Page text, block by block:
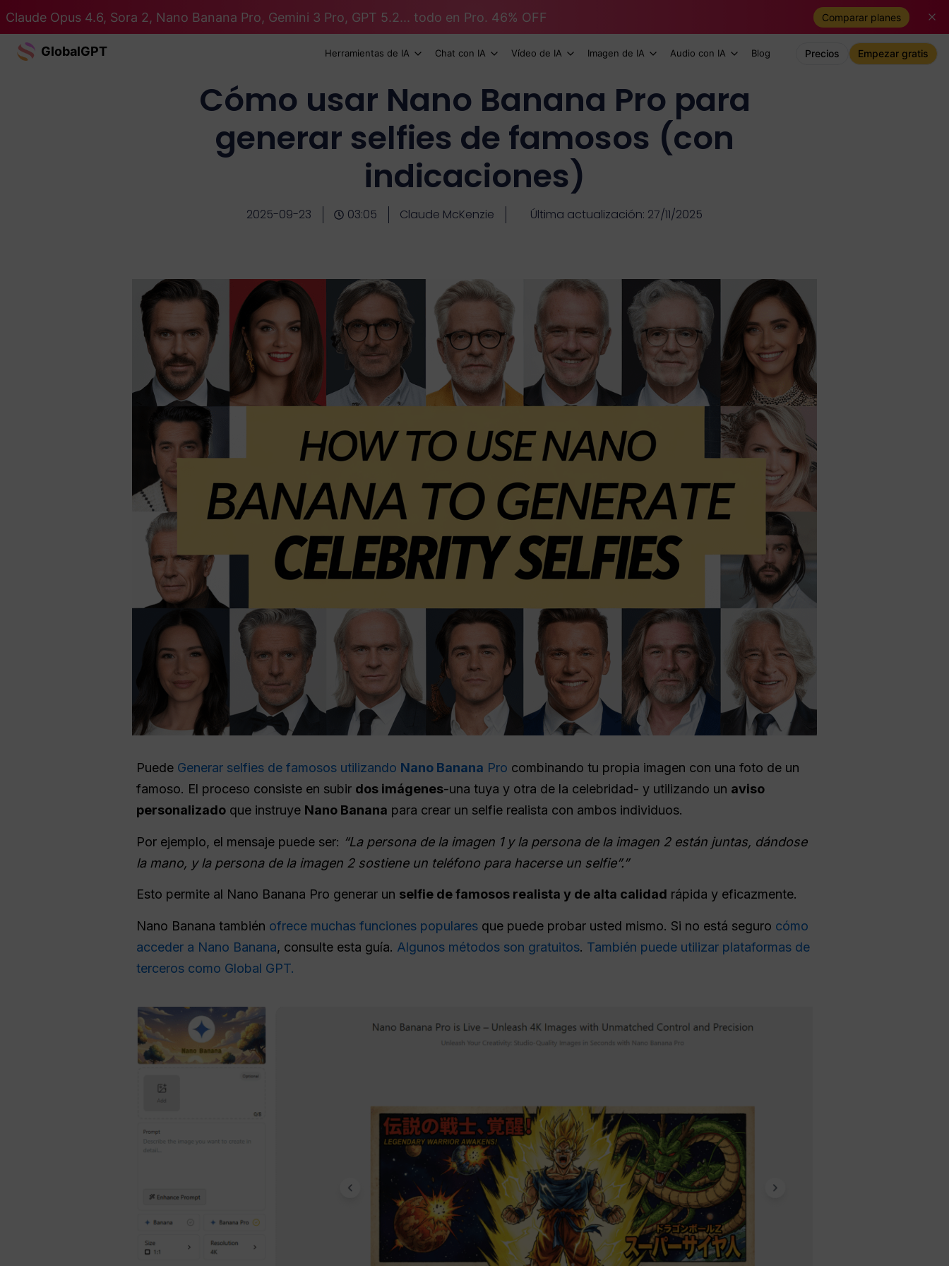
Claude Opus 4.6, Sora 2, Nano Banana Pro, Gemini 3 Pro, GPT 5.2... todo en Pro. 46% OFF Comparar planes
GlobalGPT Herramientas de IA Chat con IA Vídeo de IA Imagen de IA Audio con IA Blog Precios Empezar gratis
Cómo usar Nano Banana Pro para
generar selfies de famosos (con
indicaciones)
2025-09-23 03:05 Claude McKenzie Última actualización: 27/11/2025
Puede Generar selfies de famosos utilizando Nano Banana Pro combinando tu propia imagen con una foto de un
famoso. El proceso consiste en subir dos imágenes-una tuya y otra de la celebridad- y utilizando un aviso
personalizado que instruye Nano Banana para crear un selfie realista con ambos individuos.
Por ejemplo, el mensaje puede ser: “La persona de la imagen 1 y la persona de la imagen 2 están juntas, dándose
la mano, y la persona de la imagen 2 sostiene un teléfono para hacerse un selfie”.”
Esto permite al Nano Banana Pro generar un selfie de famosos realista y de alta calidad rápida y eficazmente.
Nano Banana también ofrece muchas funciones populares que puede probar usted mismo. Si no está seguro cómo
acceder a Nano Banana, consulte esta guía. Algunos métodos son gratuitos. También puede utilizar plataformas de
terceros como Global GPT.